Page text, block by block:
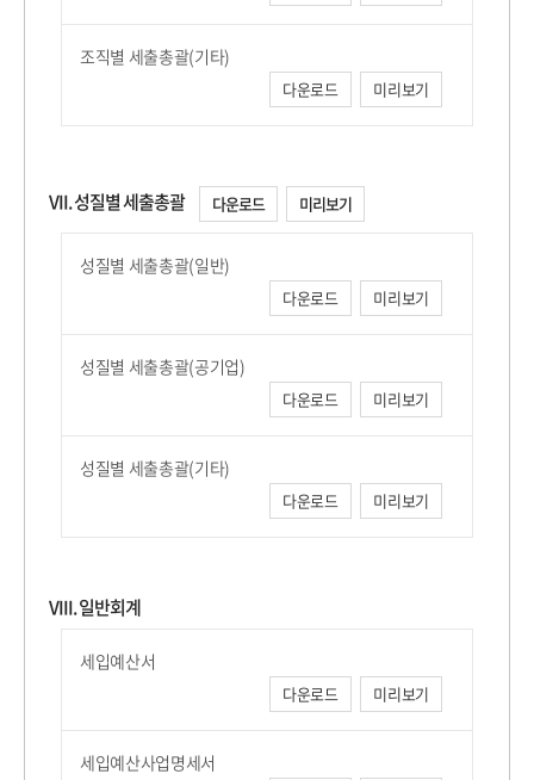
조직별 세출총괄(기타)
다운로드 미리보기
VII. 성질별 세출총괄 다운로드 미리보기
성질별 세출총괄(일반)
다운로드 미리보기
성질별 세출총괄(공기업)
다운로드 미리보기
성질별 세출총괄(기타)
다운로드 미리보기
VIII. 일반회계
세입예산서
다운로드 미리보기
세입예산사업명세서